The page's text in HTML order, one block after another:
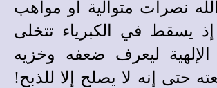
نصرات متوالية أو مواهب
إذ يسقط في الكبرياء تتخلى
الإلهية ليعرف ضعفه وخزيه
حتى إنه لا يصلح إلا للذبح!